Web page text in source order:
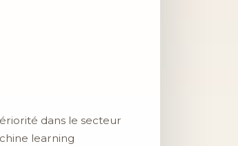
dans le secteur
learning